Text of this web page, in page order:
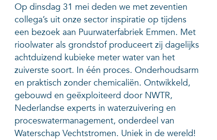
Op dinsdag 31 mei deden we met zeventien
collega’s uit onze sector inspiratie op tijdens
een bezoek aan Puurwaterfabriek Emmen. Met
rioolwater als grondstof produceert zij dagelijks
achtduizend kubieke meter water van het
zuiverste soort. In één proces. Onderhoudsarm
en praktisch zonder chemicaliën. Ontwikkeld,
gebouwd en geëxploiteerd door NWTR,
Nederlandse experts in waterzuivering en
proceswatermanagement, onderdeel van
Waterschap Vechtstromen. Uniek in de wereld!